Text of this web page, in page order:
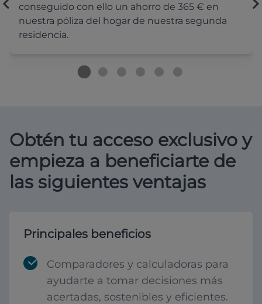
conseguido con ello un ahorro de 365 € en
nuestra póliza del hogar de nuestra segunda
residencia.
Obtén tu acceso exclusivo y
empieza a beneficiarte de
las siguientes ventajas
Principales beneficios
Comparadores y calculadoras para
ayudarte a tomar decisiones más
acertadas, sostenibles y eficientes.